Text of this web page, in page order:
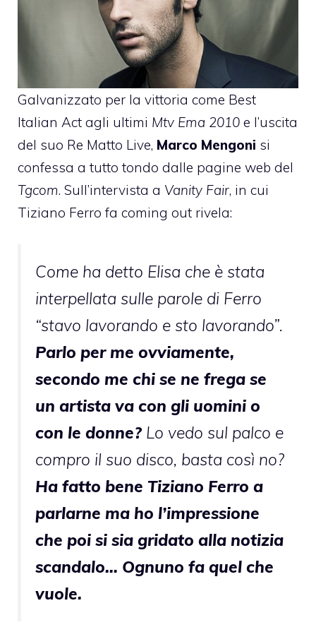
Galvanizzato per la vittoria come Best
Italian Act agli ultimi Mtv Ema 2010 e l’uscita
del suo Re Matto Live, Marco Mengoni si
confessa a tutto tondo dalle pagine web del
Tgcom. Sull’intervista a Vanity Fair, in cui
Tiziano Ferro fa coming out rivela:
Come ha detto Elisa che è stata
interpellata sulle parole di Ferro
“stavo lavorando e sto lavorando”.
Parlo per me ovviamente,
secondo me chi se ne frega se
un artista va con gli uomini o
con le donne? Lo vedo sul palco e
compro il suo disco, basta così no?
Ha fatto bene Tiziano Ferro a
parlarne ma ho l’impressione
che poi si sia gridato alla notizia
scandalo… Ognuno fa quel che
vuole.